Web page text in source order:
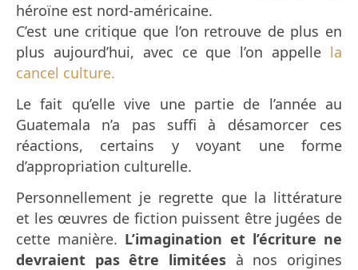
héroïne est nord-américaine.
C’est une critique que l’on retrouve de plus en
plus aujourd’hui, avec ce que l’on appelle la
cancel culture.
Le fait qu’elle vive une partie de l’année au
Guatemala n’a pas suffi à désamorcer ces
réactions, certains y voyant une forme
d’appropriation culturelle.
Personnellement je regrette que la littérature
et les œuvres de fiction puissent être jugées de
cette manière. L’imagination et l’écriture ne
devraient pas être limitées à nos origines